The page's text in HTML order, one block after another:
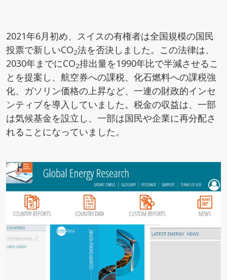
2021年6月初め、スイスの有権者は全国規模の国民
投票で新しいCO2法を否決しました。この法律は、
2030年までにCO2排出量を1990年比で半減させるこ
とを提案し、航空券への課税、化石燃料への課税強
化、ガソリン価格の上昇など、一連の財政的インセ
ンティブを導入していました。税金の収益は、一部
は気候基金を設立し、一部は国民や企業に再分配さ
れることになっていました。